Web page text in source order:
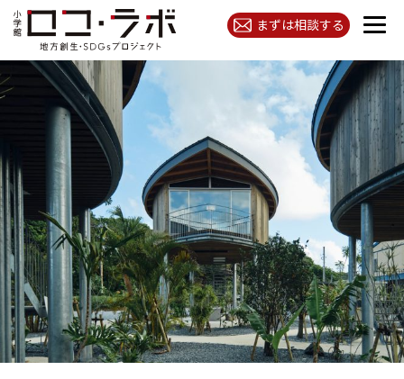
まずは相談する